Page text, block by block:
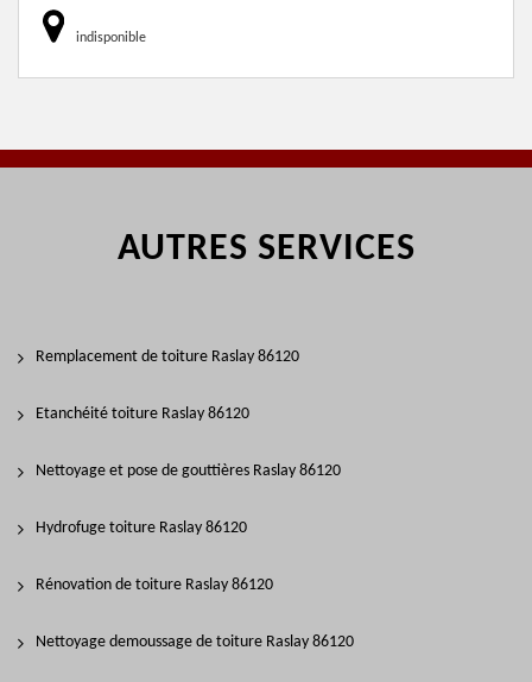
indisponible
AUTRES SERVICES
Remplacement de toiture Raslay 86120
Etanchéité toiture Raslay 86120
Nettoyage et pose de gouttières Raslay 86120
Hydrofuge toiture Raslay 86120
Rénovation de toiture Raslay 86120
Nettoyage demoussage de toiture Raslay 86120